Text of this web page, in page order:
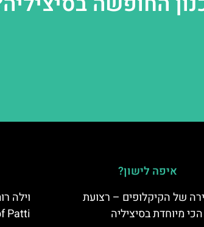
איפה לישון?
של הקיקלופים – רצועת
מיוחדת בסיציליה
Patti)